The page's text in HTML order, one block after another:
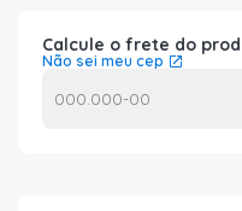
Calcule o frete do
Não sei meu cep